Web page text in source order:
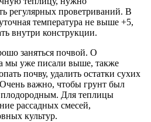
регулярных проветриваний. В
температура не выше +5,
внутри конструкции.
заняться почвой. О
мы уже писали выше, также
почву, удалить остатки сухих
важно, чтобы грунт был
Для теплицы
рассадных смесей,
культур.